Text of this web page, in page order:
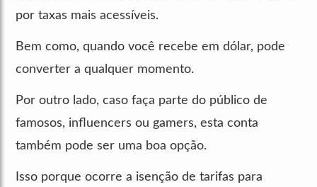
por taxas mais acessíveis.
Bem como, quando você recebe em dólar, pode
converter a qualquer momento.
Por outro lado, caso faça parte do público de
famosos, influencers ou gamers, esta conta
também pode ser uma boa opção.
Isso porque ocorre a isenção de tarifas para